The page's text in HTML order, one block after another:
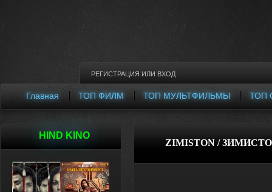
РЕГИСТРАЦИЯ ИЛИ ВХОД
ТОП
ТОП МУЛЬТФИЛЬМЫ
ТОП ФИЛМ
Главная
HIND KINO
ZIMISTON /